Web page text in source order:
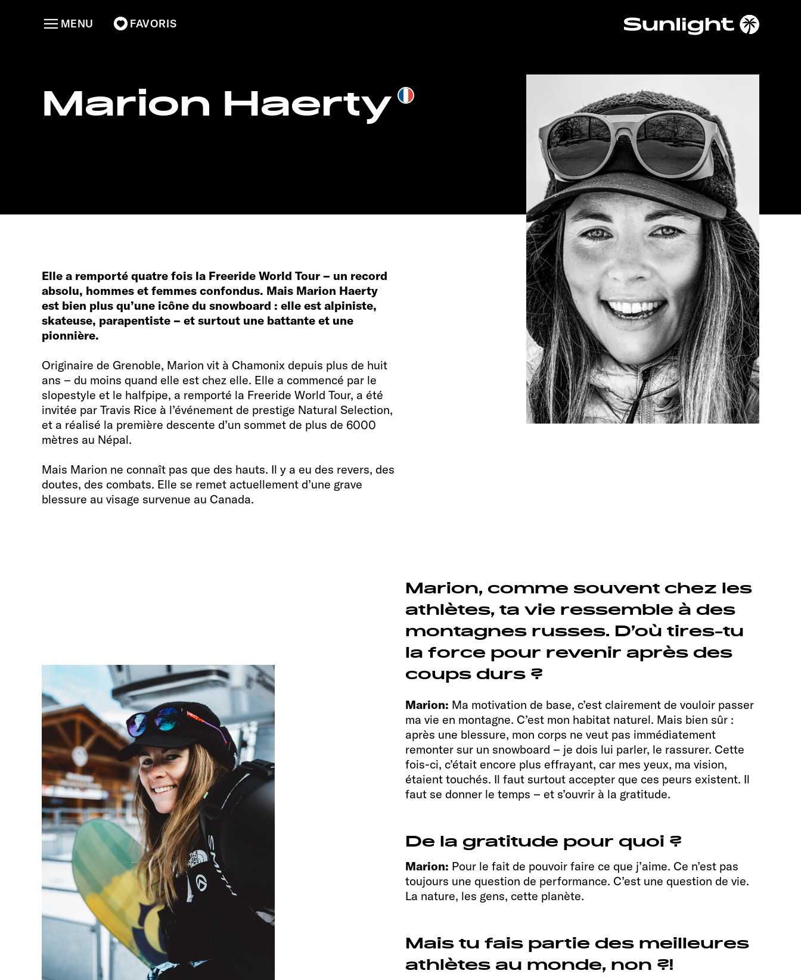
FAVORIS
MENU
Marion Haerty
Elle a remporté quatre fois la Freeride World Tour – un record
absolu, hommes et femmes confondus. Mais Marion Haerty
est bien plus qu’une icône du snowboard : elle est alpiniste,
skateuse, parapentiste – et surtout une battante et une
pionnière.
Originaire de Grenoble, Marion vit à Chamonix depuis plus de huit
ans – du moins quand elle est chez elle. Elle a commencé par le
slopestyle et le halfpipe, a remporté la Freeride World Tour, a été
invitée par Travis Rice à l’événement de prestige Natural Selection,
et a réalisé la première descente d’un sommet de plus de 6000
mètres au Népal.
Mais Marion ne connaît pas que des hauts. Il y a eu des revers, des
doutes, des combats. Elle se remet actuellement d’une grave
blessure au visage survenue au Canada.
Marion, comme souvent chez les
athlètes, ta vie ressemble à des
montagnes russes. D’où tires-tu
la force pour revenir après des
coups durs ?
Marion: Ma motivation de base, c’est clairement de vouloir passer
ma vie en montagne. C’est mon habitat naturel. Mais bien sûr :
après une blessure, mon corps ne veut pas immédiatement
remonter sur un snowboard – je dois lui parler, le rassurer. Cette
fois-ci, c’était encore plus effrayant, car mes yeux, ma vision,
étaient touchés. Il faut surtout accepter que ces peurs existent. Il
faut se donner le temps – et s’ouvrir à la gratitude.
De la gratitude pour quoi ?
Marion: Pour le fait de pouvoir faire ce que j’aime. Ce n’est pas
toujours une question de performance. C’est une question de vie.
La nature, les gens, cette planète.
Mais tu fais partie des meilleures
athlètes au monde, non ?!